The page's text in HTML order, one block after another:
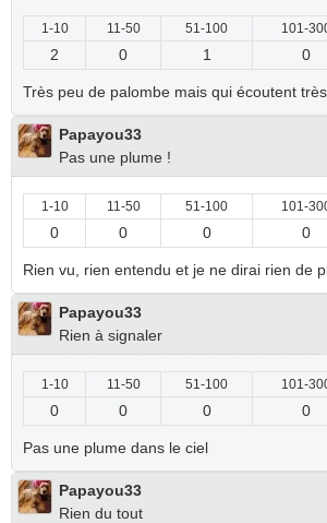
1-10 11-50 51-100 101-
2 0 1 0
Très peu de palombe mais qui écoutent
Papayou33
Pas une plume !
1-10 11-50 51-100 101-
0 0 0 0
Rien vu, rien entendu et je ne dirai rien de
Papayou33
Rien à signaler
1-10 11-50 51-100 101-
0 0 0 0
Pas une plume dans le ciel
Papayou33
Rien du tout